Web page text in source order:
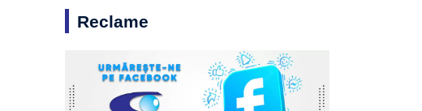
Reclame